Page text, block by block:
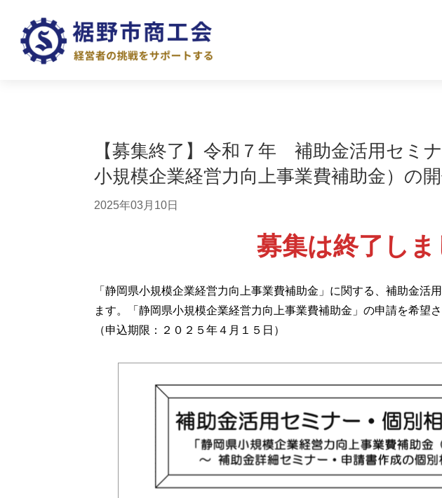
【募集終了】令和７年 補助金活用セミ
小規模企業経営力向上事業費補助金）の
2025年03月10日
募集は終了しま
「静岡県小規模企業経営力向上事業費補助金」に関する、補助金活
ます。「静岡県小規模企業経営力向上事業費補助金」の申請を希望
（申込期限：２０２５年４月１５日）